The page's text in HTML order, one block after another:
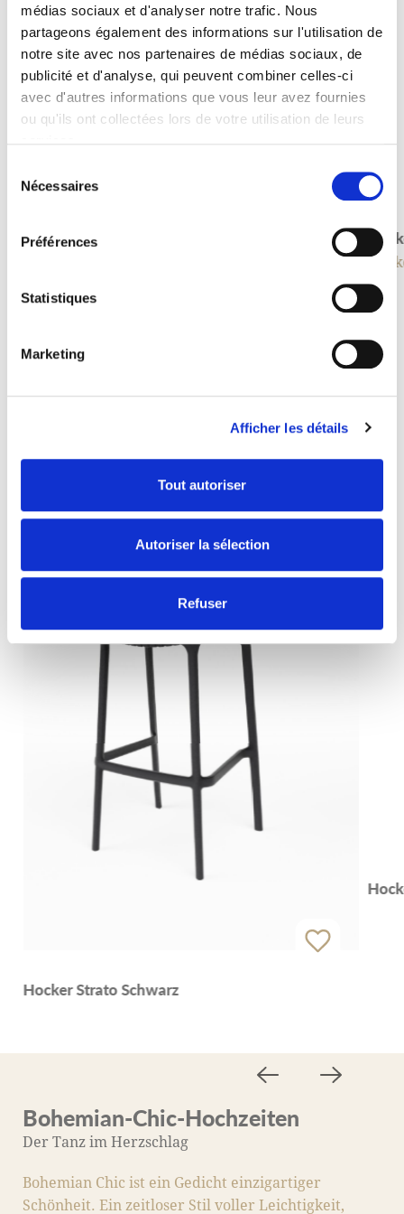
médias sociaux et d'analyser notre trafic. Nous
partageons également des informations sur l'utilisation de
notre site avec nos partenaires de médias sociaux, de
publicité et d'analyse, qui peuvent combiner celles-ci
avec d'autres informations que vous leur avez fournies
ou qu'ils ont collectées lors de votre utilisation de leurs
Nécessaires
Préférences
Statistiques
Marketing
Afficher les détails
Tout autoriser
Autoriser la sélection
Refuser
Hocker Shanghai
Oft gesucht mit
Hocker Strato Schwarz
Bohemian-Chic-Hochzeiten
Der Tanz im Herzschlag
Bohemian Chic ist ein Gedicht einzigartiger
Schönheit. Ein zeitloser Stil voller Leichtigkeit,